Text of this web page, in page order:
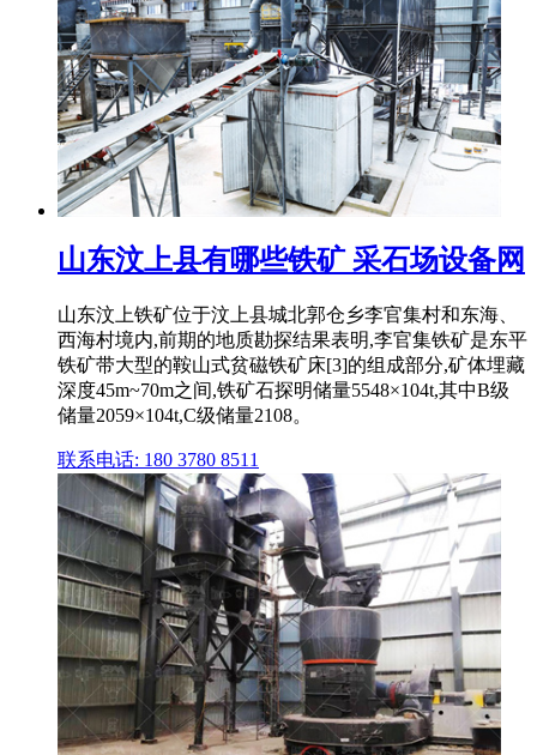
山东汶上县有哪些铁矿 采石场设备网
山东汶上铁矿位于汶上县城北郭仓乡李官集村和东海、
西海村境内,前期的地质勘探结果表明,李官集铁矿是东平
铁矿带大型的鞍山式贫磁铁矿床[3]的组成部分,矿体埋藏
深度45m~70m之间,铁矿石探明储量5548×104t,其中B级
储量2059×104t,C级储量2108。
联系电话: 180 3780 8511